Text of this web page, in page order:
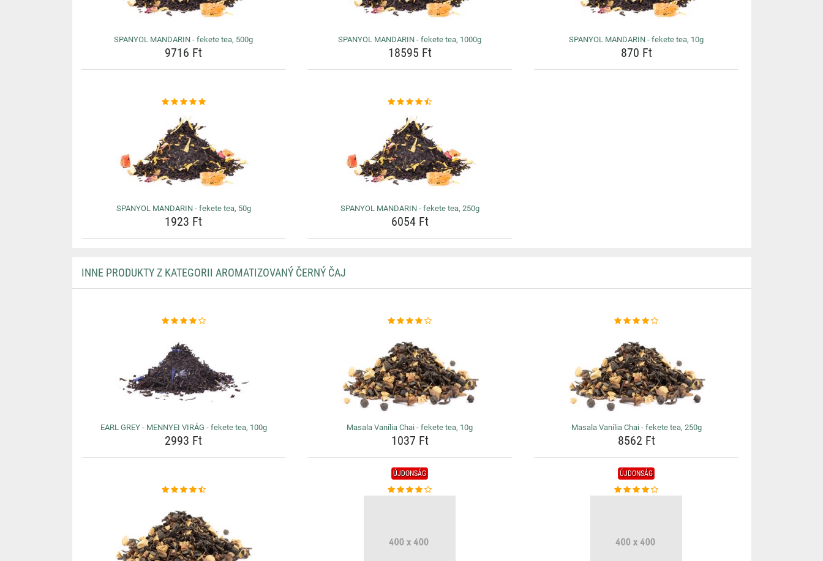
SPANYOL MANDARIN - fekete tea, 500g
9716 Ft
SPANYOL MANDARIN - fekete tea, 1000g
18595 Ft
SPANYOL MANDARIN - fekete tea, 10g
870 Ft
SPANYOL MANDARIN - fekete tea, 50g
1923 Ft
SPANYOL MANDARIN - fekete tea, 250g
6054 Ft
INNE PRODUKTY Z KATEGORII AROMATIZOVANÝ ČERNÝ ČAJ
EARL GREY - MENNYEI VIRÁG - fekete tea, 100g
2993 Ft
Masala Vanília Chai - fekete tea, 10g
1037 Ft
Masala Vanília Chai - fekete tea, 250g
8562 Ft
ÚJDONSÁG ÚJDONSÁG